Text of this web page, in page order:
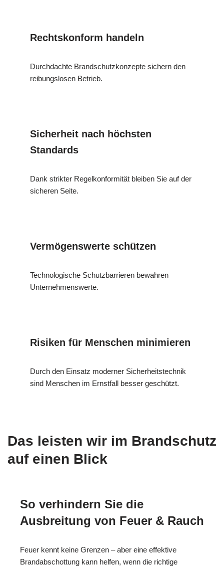
Rechtskonform handeln
Durchdachte Brandschutzkonzepte sichern den
reibungslosen Betrieb.
Sicherheit nach höchsten
Standards
Dank strikter Regelkonformität bleiben Sie auf der
sicheren Seite.
Vermögenswerte schützen
Technologische Schutzbarrieren bewahren
Unternehmenswerte.
Risiken für Menschen minimieren
Durch den Einsatz moderner Sicherheitstechnik
sind Menschen im Ernstfall besser geschützt.
Das leisten wir im Brandschutz
auf einen Blick
So verhindern Sie die
Ausbreitung von Feuer & Rauch
Feuer kennt keine Grenzen – aber eine effektive
Brandabschottung kann helfen, wenn die richtige